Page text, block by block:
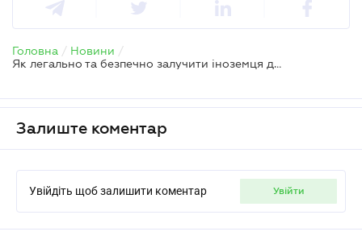
Головна / Новини /
Як легально та безпечно залучити іноземця до роботи в Україні
Залиште коментар
Увійдіть щоб залишити коментар увійти